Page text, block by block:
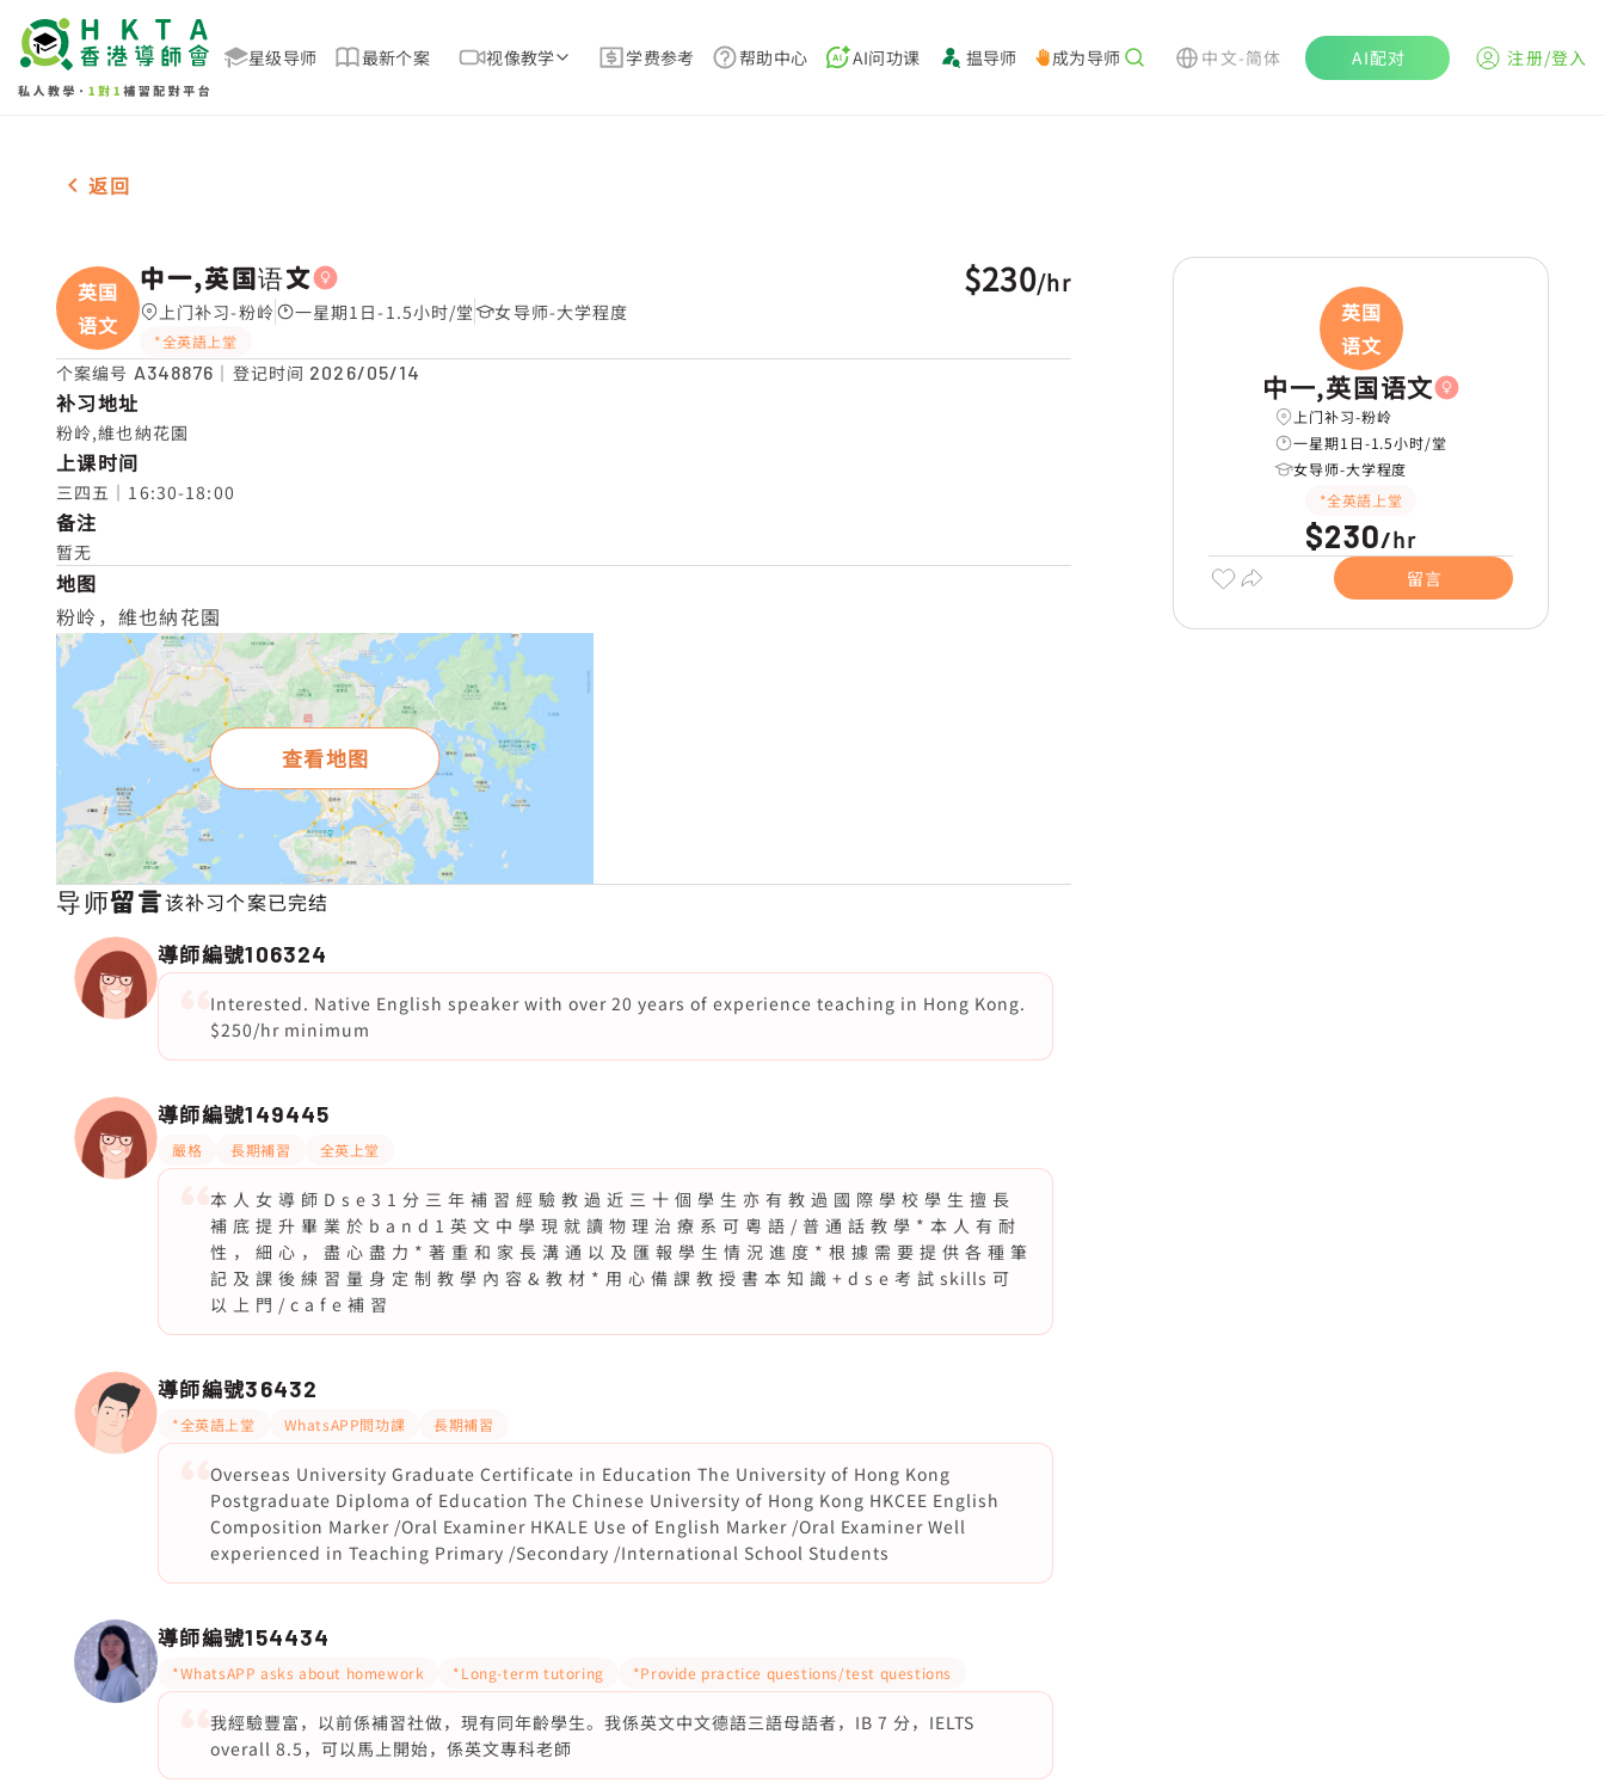
星级导师 最新个案 视像教学 学费参考 帮助中心 AI问功课 揾导师 成为导师 中文-简体 AI配对 注册/登入
女-1名 中一,英国语文，粉岭 补习推介
返回
英国
语文
中一,英国语文
上门补习-粉岭 一星期1日-1.5小时/堂 女导师-大学程度
*全英語上堂
$230/hr
个案编号 A348876 ｜登记时间 2026/05/14
补习地址
粉岭,維也納花園
上课时间
三四五｜16:30-18:00
备注
暂无
地图
粉岭，維也納花園
查看地图
导师留言该补习个案已完结
導師編號106324
Interested. Native English speaker with over 20 years of experience teaching in Hong Kong.
$250/hr minimum
導師編號149445
嚴格 長期補習 全英上堂
本 ⼈ 女 導 師 D s e 3 1 分 三 年 補 習 經 驗 教 過 近 三 ⼗ 個 學 ⽣ 亦 有 教 過 國 際 學 校 學 ⽣ 擅 長
補 底 提 升 畢 業 於 b a n d 1 英 ⽂ 中 學 現 就 讀 物 理 治 療 系 可 粵 語 / 普 通 話 教 學 * 本 ⼈ 有 耐
性 ， 細 ⼼ ， 盡 ⼼ 盡 ⼒ * 著 重 和 家 長 溝 通 以 及 匯 報 學 ⽣ 情 況 進 度 * 根 據 需 要 提 供 各 種 筆
記 及 課 後 練 習 量 ⾝ 定 制 教 學 內 容 & 教 材 * ⽤ ⼼ 備 課 教 授 書 本 知 識 + d s e 考 試 skills 可
以 上 ⾨ / c a f e 補 習
導師編號36432
*全英語上堂 WhatsAPP問功課 長期補習
Overseas University Graduate Certificate in Education The University of Hong Kong
Postgraduate Diploma of Education The Chinese University of Hong Kong HKCEE English
Composition Marker /Oral Examiner HKALE Use of English Marker /Oral Examiner Well
experienced in Teaching Primary /Secondary /International School Students
導師編號154434
*WhatsAPP asks about homework *Long-term tutoring *Provide practice questions/test questions
我經驗豐富，以前係補習社做，現有同年齡學生。我係英文中文德語三語母語者，IB 7 分，IELTS
overall 8.5，可以馬上開始，係英文專科老師
英国
语文
中一,英国语文
上门补习-粉岭
一星期1日-1.5小时/堂
女导师-大学程度
*全英語上堂
$230/hr
留言